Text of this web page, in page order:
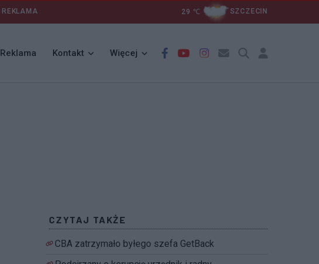
REKLAMA 29 ℃ SZCZECIN
Reklama Kontakt Więcej
CZYTAJ TAKŻE
CBA zatrzymało byłego szefa GetBack